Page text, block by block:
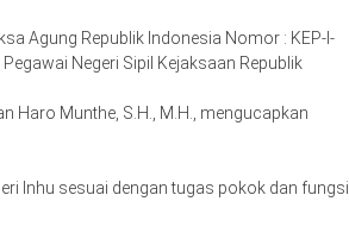
Agung Republik Indonesia Nomor : KEP-I-
Negeri Sipil Kejaksaan Republik
Haro Munthe, S.H., M.H., mengucapkan
Inhu sesuai dengan tugas pokok dan fungsi